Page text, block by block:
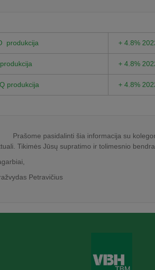
produkcija + 4.8%
+ 4.8%
produkcija + 4.8%
pasidalinti šia informacija su
Tikimės Jūsų supratimo ir tolimesnio
Petravičius